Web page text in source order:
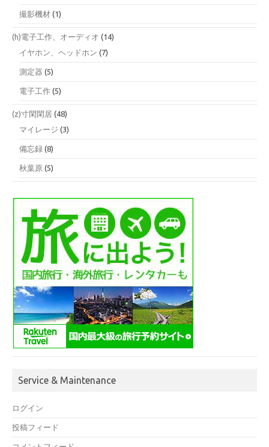
撮影機材 (1)
(h)電子工作、オーディオ (14)
イヤホン、ヘッドホン (7)
測定器 (5)
電子工作 (5)
(z)寸閑閑居 (48)
マイレージ (3)
備忘録 (8)
秋葉原 (5)
Service & Maintenance
ログイン
投稿フィード